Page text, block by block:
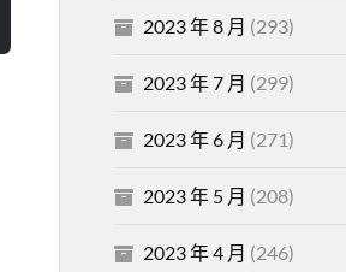
2023 年 8 月 (293)
2023 年 7 月 (299)
2023 年 6 月 (271)
2023 年 5 月 (208)
2023 年 4 月 (246)